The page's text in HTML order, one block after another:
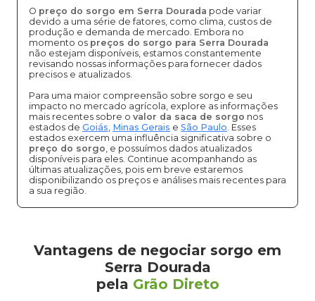
O preço do sorgo em Serra Dourada pode variar
devido a uma série de fatores, como clima, custos de
produção e demanda de mercado. Embora no
momento os preços do sorgo para Serra Dourada
não estejam disponíveis, estamos constantemente
revisando nossas informações para fornecer dados
precisos e atualizados.
Para uma maior compreensão sobre sorgo e seu
impacto no mercado agrícola, explore as informações
mais recentes sobre o valor da saca de sorgo nos
estados de Goiás, Minas Gerais e São Paulo. Esses
estados exercem uma influência significativa sobre o
preço do sorgo, e possuímos dados atualizados
disponíveis para eles. Continue acompanhando as
últimas atualizações, pois em breve estaremos
disponibilizando os preços e análises mais recentes para
a sua região.
Vantagens de negociar sorgo em
Serra Dourada
pela Grão Direto